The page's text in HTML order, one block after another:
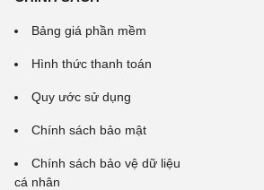
Bảng giá phần mềm
Hình thức thanh toán
Quy ước sử dụng
Chính sách bảo mật
Chính sách bảo vệ dữ liệu
cá nhân